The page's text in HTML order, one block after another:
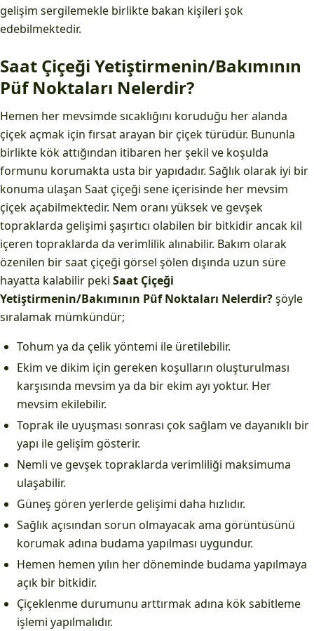
gelişim sergilemekle birlikte bakan kişileri şok
edebilmektedir.
Saat Çiçeği Yetiştirmenin/Bakımının
Püf Noktaları Nelerdir?
Hemen her mevsimde sıcaklığını koruduğu her alanda
çiçek açmak için fırsat arayan bir çiçek türüdür. Bununla
birlikte kök attığından itibaren her şekil ve koşulda
formunu korumakta usta bir yapıdadır. Sağlık olarak iyi bir
konuma ulaşan Saat çiçeği sene içerisinde her mevsim
çiçek açabilmektedir. Nem oranı yüksek ve gevşek
topraklarda gelişimi şaşırtıcı olabilen bir bitkidir ancak kil
içeren topraklarda da verimlilik alınabilir. Bakım olarak
özenilen bir saat çiçeği görsel şölen dışında uzun süre
hayatta kalabilir peki Saat Çiçeği
Yetiştirmenin/Bakımının Püf Noktaları Nelerdir?şöyle
sıralamak mümkündür;
Tohum ya da çelik yöntemi ile üretilebilir.
Ekim ve dikim için gereken koşulların oluşturulması
karşısında mevsim ya da bir ekim ayı yoktur. Her
mevsim ekilebilir.
Toprak ile uyuşması sonrası çok sağlam ve dayanıklı bir
yapı ile gelişim gösterir.
Nemli ve gevşek topraklarda verimliliği maksimuma
ulaşabilir.
Güneş gören yerlerde gelişimi daha hızlıdır.
Sağlık açısından sorun olmayacak ama görüntüsünü
korumak adına budama yapılması uygundur.
Hemen hemen yılın her döneminde budama yapılmaya
açık bir bitkidir.
Çiçeklenme durumunu arttırmak adına kök sabitleme
işlemi yapılmalıdır.